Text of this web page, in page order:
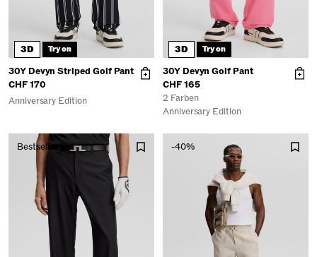
3D Try on
30Y Devyn Striped Golf Pant
CHF 170
Anniversary Edition
3D Try on
30Y Devyn Golf Pant
CHF 165
2 Farben
Anniversary Edition
Bestseller -40%